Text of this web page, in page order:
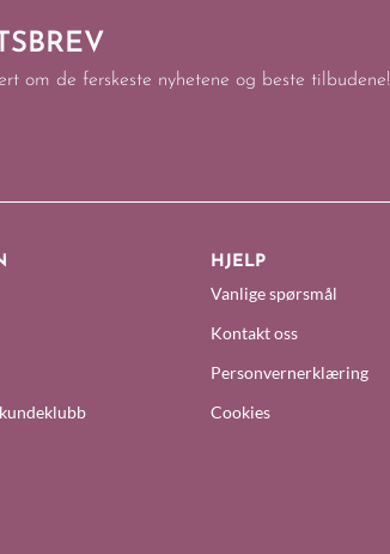
om de ferskeste nyhetene og beste tilbudene!
HJELP
Vanlige spørsmål
Kontakt oss
Personvernerklæring
Cookies